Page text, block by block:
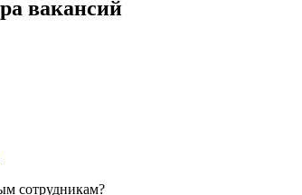
вакансий
сотрудникам?